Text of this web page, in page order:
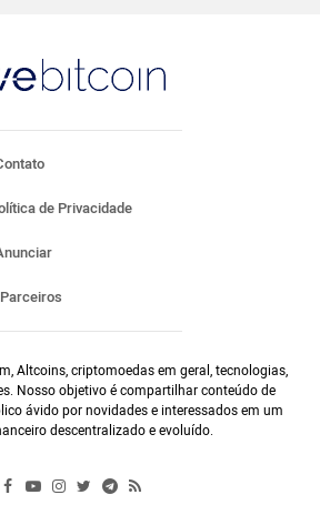
de Privacidade
Parceiros
Altcoins, criptomoedas em geral, tecnologias,
Nosso objetivo é compartilhar conteúdo de
ávido por novidades e interessados em um
descentralizado e evoluído.